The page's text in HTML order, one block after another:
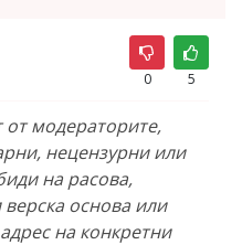
0 5
модераторите,
нецензурни или
на расова,
верска основа или
на конкретни